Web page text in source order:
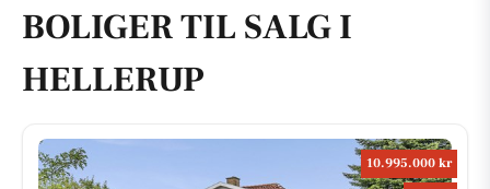
BOLIGER TIL SALG I
HELLERUP
10.995.000 kr